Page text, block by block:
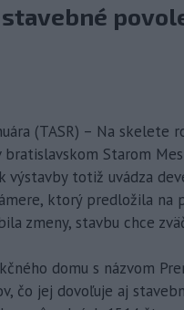
(TASR) – Na
bratislavskom Starom
výstavby totiž uvádza
ktorý predložila na
zmeny, stavbu chce
domu s názvom
čo jej dovoľuje aj